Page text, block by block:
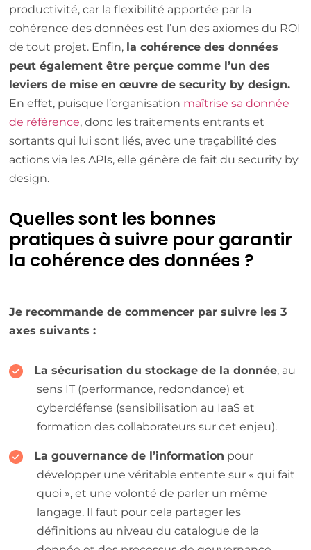
productivité, car la flexibilité apportée par la
cohérence des données est l’un des axiomes du ROI
de tout projet. Enfin, la cohérence des données
peut également être perçue comme l’un des
leviers de mise en œuvre de security by design.
En effet, puisque l’organisation maîtrise sa donnée
de référence, donc les traitements entrants et
sortants qui lui sont liés, avec une traçabilité des
actions via les APIs, elle génère de fait du security by
design.
Quelles sont les bonnes
pratiques à suivre pour garantir
la cohérence des données ?
Je recommande de commencer par suivre les 3
axes suivants :
La sécurisation du stockage de la donnée, au
sens IT (performance, redondance) et
cyberdéfense (sensibilisation au IaaS et
formation des collaborateurs sur cet enjeu).
La gouvernance de l’information pour
développer une véritable entente sur « qui fait
quoi », et une volonté de parler un même
langage. Il faut pour cela partager les
définitions au niveau du catalogue de la